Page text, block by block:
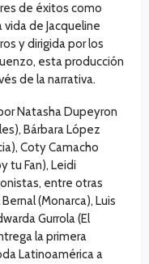
de éxitos como
vida de Jacqueline
y dirigida por los
esta producción
de la narrativa.
Natasha Dupeyron
Bárbara López
Coty Camacho
tu Fan), Leidi
entre otras
(Monarca), Luis
Gurrola (El
la primera
Latinoamérica a